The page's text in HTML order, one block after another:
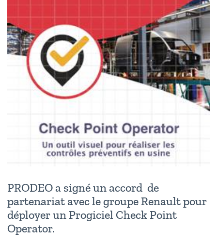
PRODEO a signé un accord de
partenariat avec le groupe Renault pour
déployer un Progiciel Check Point
Operator.